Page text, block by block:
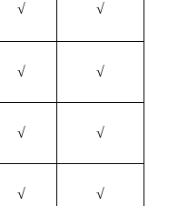
√ √
√ √
√ √
√ √